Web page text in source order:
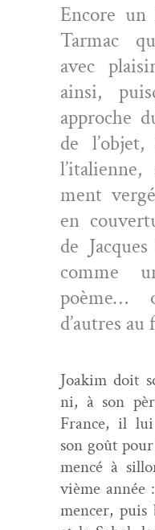
Encore
Tar­mac
avec
ain­si,
approche
de
ment
en
de
comme
poème…
d’autres
Joakim doit
ni, à son
France, il
son goût
mencé à
vième année
mencer,